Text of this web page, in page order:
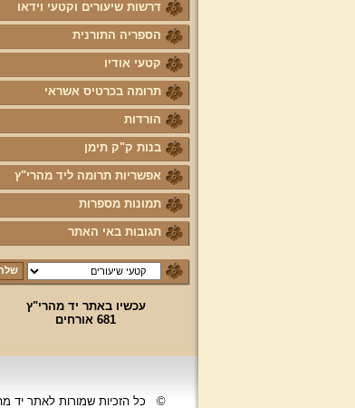
דרשות שיעורים וקטעי וידאו
הספריה התורנית
קטעי אודיו
תרומה בכרטיס אשראי
הורדות
בנות ק"ק תימן
אפשריות תרומה ליד מהרי"ץ
תמונות מספרות
תגובות באי האתר
עכשיו באתר יד מהרי"ץ
681 אורחים
©
כל הזכיות שמורות לאתר יד